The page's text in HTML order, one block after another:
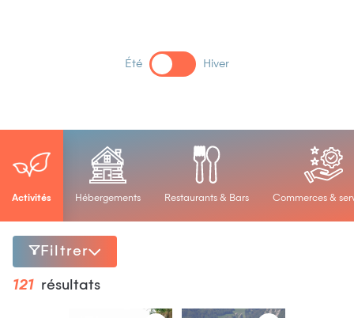
Été Hiver
Activités Hébergements Restaurants & Bars Commerces &
121 résultats
Filtrer